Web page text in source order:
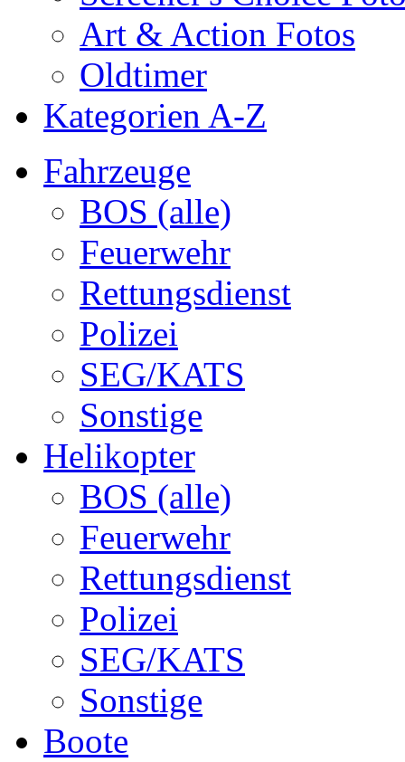
Art & Action Fotos
Oldtimer
Kategorien A-Z
Fahrzeuge
BOS (alle)
Feuerwehr
Rettungsdienst
Polizei
SEG/KATS
Sonstige
Helikopter
BOS (alle)
Feuerwehr
Rettungsdienst
Polizei
SEG/KATS
Sonstige
Boote